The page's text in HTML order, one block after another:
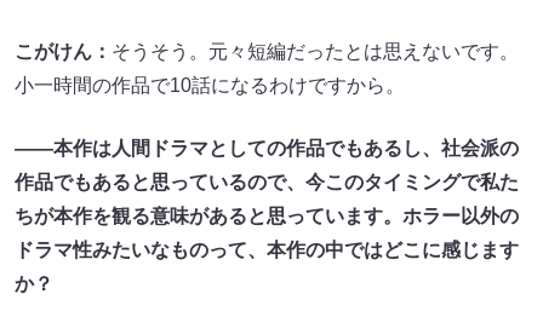
こがけん： そうそう。元々短編だったとは思えないです。
小一時間の作品で10話になるわけですから。
――本作は人間ドラマとしての作品でもあるし、社会派の
作品でもあると思っているので、今このタイミングで私た
ちが本作を観る意味があると思っています。ホラー以外の
ドラマ性みたいなものって、本作の中ではどこに感じます
か？